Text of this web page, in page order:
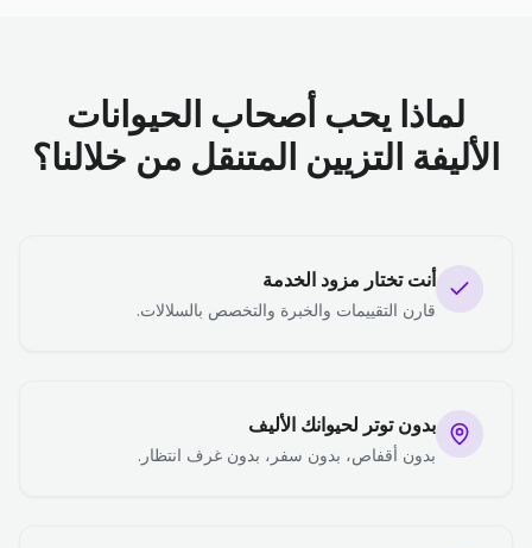
لماذا يحب أصحاب الحيوانات
الأليفة التزيين المتنقل من خلالنا؟
أنت تختار مزود الخدمة
قارن التقييمات والخبرة والتخصص بالسلالات.
بدون توتر لحيوانك الأليف
بدون أقفاص، بدون سفر، بدون غرف انتظار.